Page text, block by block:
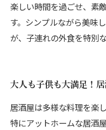
楽しい時間を過ごせ、素
す。シンプルながら美味
が、子連れの外食を特別
大人も子供も大満足！
居酒屋は多様な料理を楽
特にアットホームな居酒